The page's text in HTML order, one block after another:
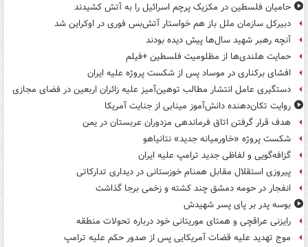
حامیان فلسطین در مکزیک پرچم اسرائیل را به آتش کشیدند
دبیرکل سازمان ملل باز هم خواستار آتش‌بس فوری در اوکراین شد
آنچه رهبر شهید سال‌ها پیش دیده بودند
حمایت هلندی‌ها از مظلومیت فلسطین +فیلم
افشای برکناری در موساد پس از شکست پروژه علیه ایران
دستگیری عامل انتشار مطالب توهین‌آمیز علیه زائران اربعین در فضای مجازی
روایت تکان‌دهنده دانش‌آموز مینابی از جنایت آمریکا
هدف قرار گرفتن اتاق‌ فرماندهی مزدوران عربستان در یمن
شکست پروژه «خاورمیانه جدید» نتانیاهو
گزافه‌گویی و لفاظی جدید ترامپ علیه ایران
پیروزی استقلال مقابل همنام خوزستانی در دیداری تدارکاتی
انفجار در حومه دمشق چند کشته و زخمی برجا گذاشت
بوسه‌ پدر بر پای پسر شهیدش
رایزنی عراقچی و همتای موریتانی خود درباره تحولات منطقه
موج تهدید علیه قضات آمریکایی پس از صدور حکم علیه ترامپ